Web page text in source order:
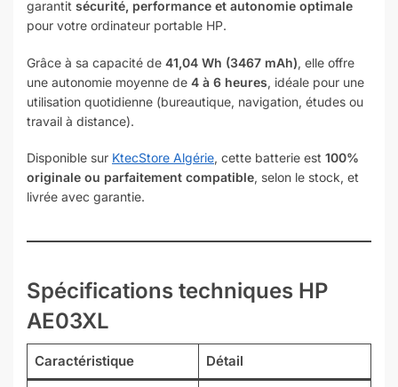
garantit sécurité, performance et autonomie optimale
pour votre ordinateur portable HP.
Grâce à sa capacité de 41,04 Wh (3467 mAh), elle offre
une autonomie moyenne de 4 à 6 heures, idéale pour une
utilisation quotidienne (bureautique, navigation, études ou
travail à distance).
Disponible sur KtecStore Algérie, cette batterie est 100%
originale ou parfaitement compatible, selon le stock, et
livrée avec garantie.
Spécifications techniques HP
AE03XL
Caractéristique Détail